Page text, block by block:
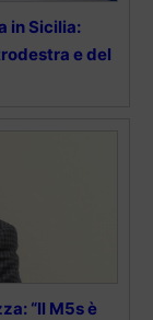
in Sicilia:
e del
“Il M5s è